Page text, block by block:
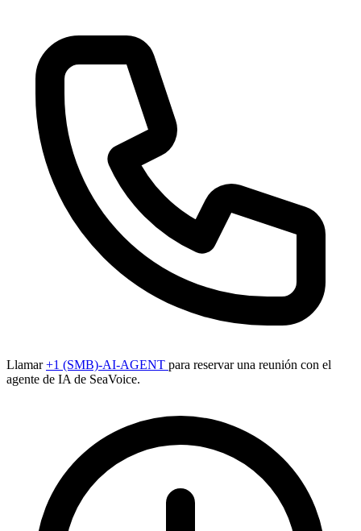
Llamar+1 (SMB)-AI-AGENT para reservar una reunión con el
agente de IA de SeaVoice.